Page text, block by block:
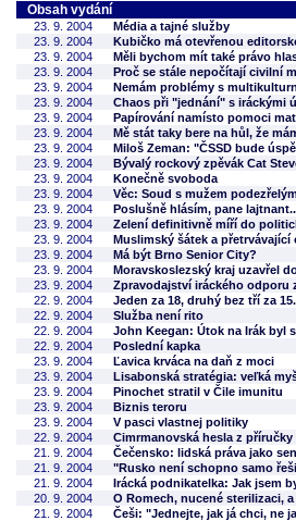
Obsah vydání
23. 9. 2004
Média a tajné služby
23. 9. 2004
Kubičko má otevřenou
23. 9. 2004
Měli bychom mít také právo
23. 9. 2004
Proč se stále nepočítají civilní
23. 9. 2004
Nemám problémy s
23. 9. 2004
Chaos při "jednání" s iráckými
23. 9. 2004
Papírování namísto pomoci
23. 9. 2004
Mě stát taky bere na hůl, že
23. 9. 2004
Miloš Zeman: "ČSSD bude
23. 9. 2004
Bývalý rockový zpěvák Cat
23. 9. 2004
Konečně svoboda
23. 9. 2004
Věc: Soud s mužem
23. 9. 2004
Poslušně hlásím, pane
23. 9. 2004
Zelení definitivně míří do
23. 9. 2004
Muslimský šátek a přetrvávající
23. 9. 2004
Má být Brno Senior City?
23. 9. 2004
Moravskoslezský kraj uzavřel
23. 9. 2004
Zpravodajství iráckého odporu
22. 9. 2004
Jeden za 18, druhý bez tří za
22. 9. 2004
Služba není rito
22. 9. 2004
John Keegan: Útok na Irák byl
22. 9. 2004
Poslední kapka
23. 9. 2004
Ľavica krváca na daň z moci
23. 9. 2004
Lisabonská stratégia: veľká
23. 9. 2004
Pinochet stratil v Čile imunitu
23. 9. 2004
Biznis teroru
23. 9. 2004
V pasci vlastnej politiky
22. 9. 2004
Cimrmanovská hesla z
21. 9. 2004
Čečensko: lidská práva jako
21. 9. 2004
"Rusko není schopno samo
21. 9. 2004
Irácká podnikatelka: Jak jsem
20. 9. 2004
O Romech, nucené sterilizaci,
21. 9. 2004
Češi: "Jednejte, jak já chci, ne